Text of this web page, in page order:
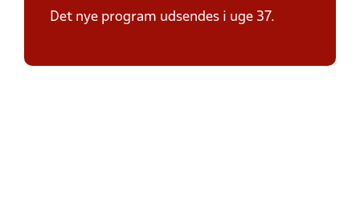
Det nye program udsendes i uge 37.